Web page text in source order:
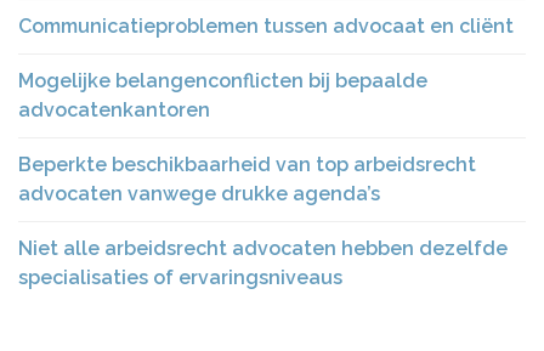
Communicatieproblemen tussen advocaat en cliënt
Mogelijke belangenconflicten bij bepaalde
advocatenkantoren
Beperkte beschikbaarheid van top arbeidsrecht
advocaten vanwege drukke agenda’s
Niet alle arbeidsrecht advocaten hebben dezelfde
specialisaties of ervaringsniveaus